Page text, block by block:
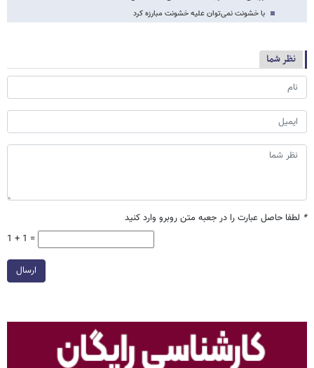
با خشونت نمی‌توان علیه خشونت مبارزه کرد
نظر شما
* لطفا حاصل عبارت را در جعبه متن روبرو وارد کنید
1 + 1 =
ارسال